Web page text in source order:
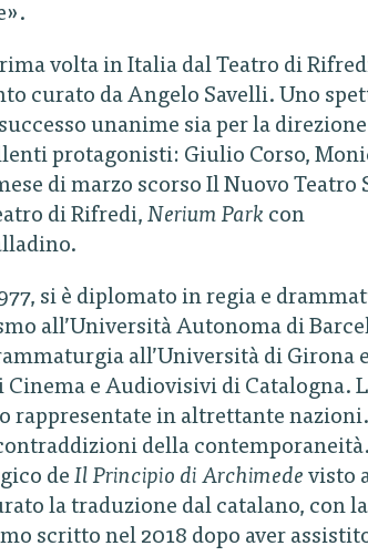
volta in Italia dal Teatro di
curato da Angelo Savelli. Uno
unanime sia per la direzione
protagonisti: Giulio Corso,
di marzo scorso Il Nuovo Teatro
di Rifredi, Nerium Park con
si è diplomato in regia e
all’Università Autonoma di
all’Università di Girona e
e Audiovisivi di Catalogna.
rappresentate in altrettante
della
de Il Principio di Archimede visto
la traduzione dal catalano, con la
scritto nel 2018 dopo aver